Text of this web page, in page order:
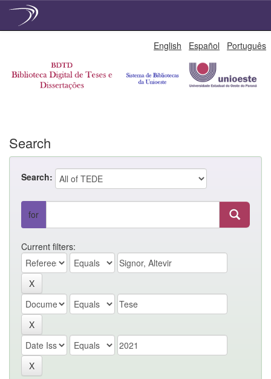
English Español Português
Search
Search:
for
Current filters: